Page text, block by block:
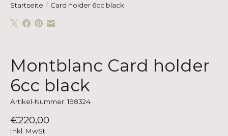
Startseite / Card holder 6cc black
Montblanc Card holder
6cc black
Artikel-Nummer: 198324
€220,00
Inkl. MwSt.